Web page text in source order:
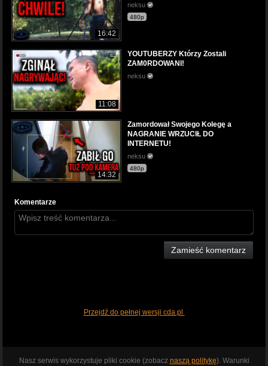
16:42
neksu
480p
11:08
YOUTUBERZY Którzy Zostali
ZAM0RDOWANI!
neksu
14:32
Zamordował Swojego Kolegę a
NAGRANIE WRZUCIŁ DO
INTERNETU!
neksu
480p
Komentarze
Zamieść komentarz
Przejdź do pełnej wersji cda.pl
Nasz serwis wykorzystuje pliki cookie (zobacz naszą politykę). Warunki